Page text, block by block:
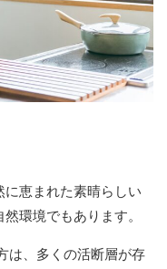
恵まれた素晴らしい
環境でもあります。
は、多くの活断層が存